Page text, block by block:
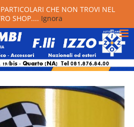
CHE NON TROVI NEL
SHOP.... Ignora